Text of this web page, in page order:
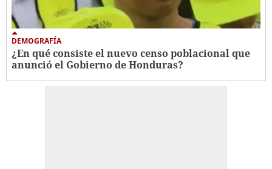
DEMOGRAFÍA
¿En qué consiste el nuevo censo poblacional que
anunció el Gobierno de Honduras?